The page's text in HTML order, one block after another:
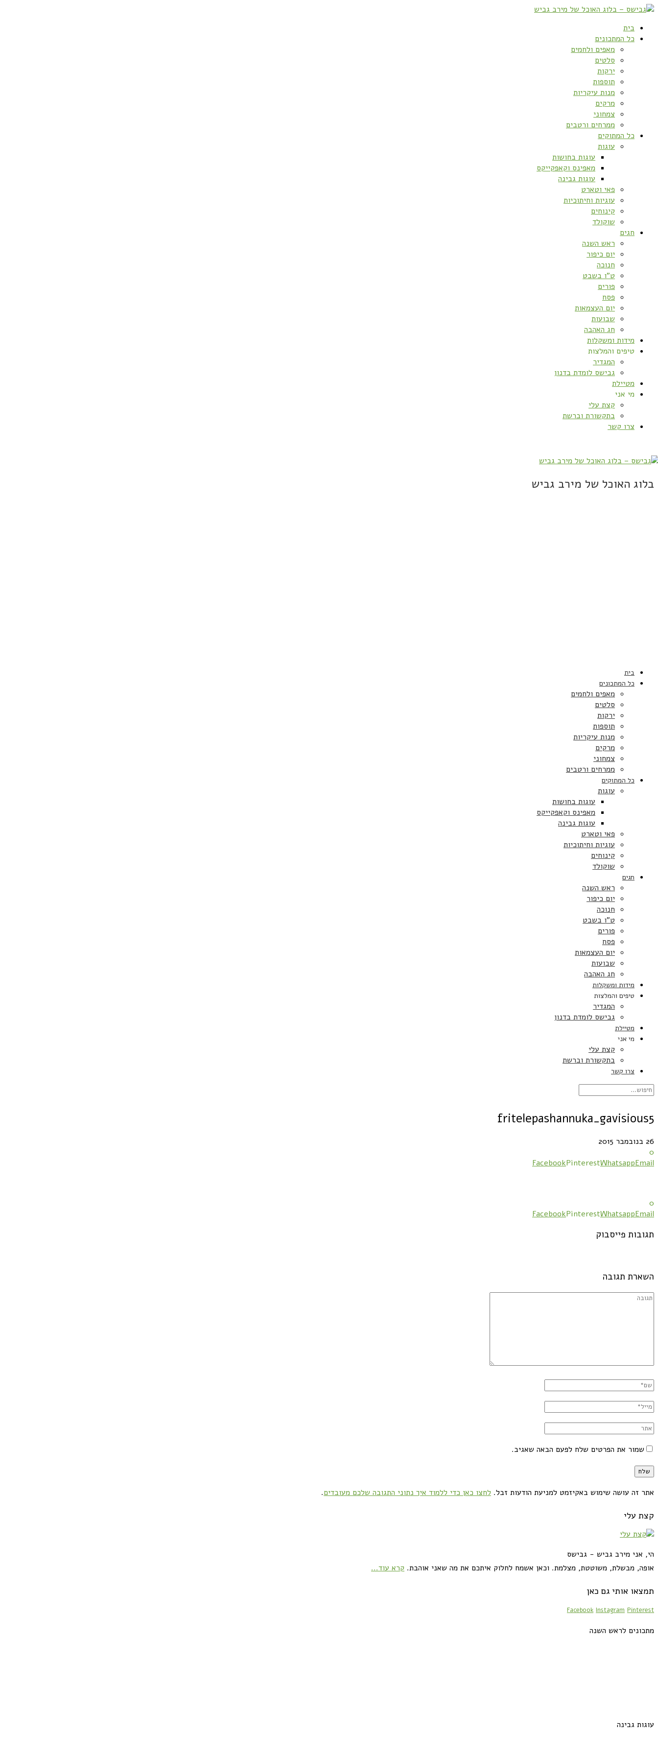
בית
כל המתכונים
מאפים ולחמים
סלטים
ירקות
תוספות
מנות עיקריות
מרקים
צמחוני
ממרחים ורטבים
כל המתוקים
עוגות
עוגות בחושות
מאפינס וקאפקייקס
עוגות גבינה
פאי וטארט
עוגיות וחיתוכיות
קינוחים
שוקולד
חגים
ראש השנה
יום כיפור
חנוכה
ט”ו בשבט
פורים
פסח
יום העצמאות
שבועות
חג האהבה
מידות ומשקלות
טיפים והמלצות
המגדיר
גבישס לומדת בדנון
מטיילת
מי אני
קצת עלי
בתקשורת וברשת
צרו קשר
בלוג האוכל של מירב גביש
בית
כל המתכונים
מאפים ולחמים
סלטים
ירקות
תוספות
מנות עיקריות
מרקים
צמחוני
ממרחים ורטבים
כל המתוקים
עוגות
עוגות בחושות
מאפינס וקאפקייקס
עוגות גבינה
פאי וטארט
עוגיות וחיתוכיות
קינוחים
שוקולד
חגים
ראש השנה
יום כיפור
חנוכה
ט”ו בשבט
פורים
פסח
יום העצמאות
שבועות
חג האהבה
מידות ומשקלות
טיפים והמלצות
המגדיר
גבישס לומדת בדנון
מטיילת
מי אני
קצת עלי
בתקשורת וברשת
צרו קשר
fritelepashannuka_gavisious5
26 בנובמבר 2015
0
FacebookPinterestWhatsappEmail
0
FacebookPinterestWhatsappEmail
תגובות פייסבוק
השארת תגובה
שמור את הפרטים שלח לפעם הבאה שאגיב.
אתר זה עושה שימוש באקיזמט למניעת הודעות זבל. לחצו כאן כדי ללמוד איך נתוני התגובה שלכם מעובדים.
קצת עלי
הי, אני מירב גביש - גבישס
אופה, מבשלת, משוטטת, מצלמת. וכאן אשמח לחלוק איתכם את מה שאני אוהבת. קרא עוד...
תמצאו אותי גם כאן
Facebook Instagram Pinterest
מתכונים לראש השנה
עוגות גבינה